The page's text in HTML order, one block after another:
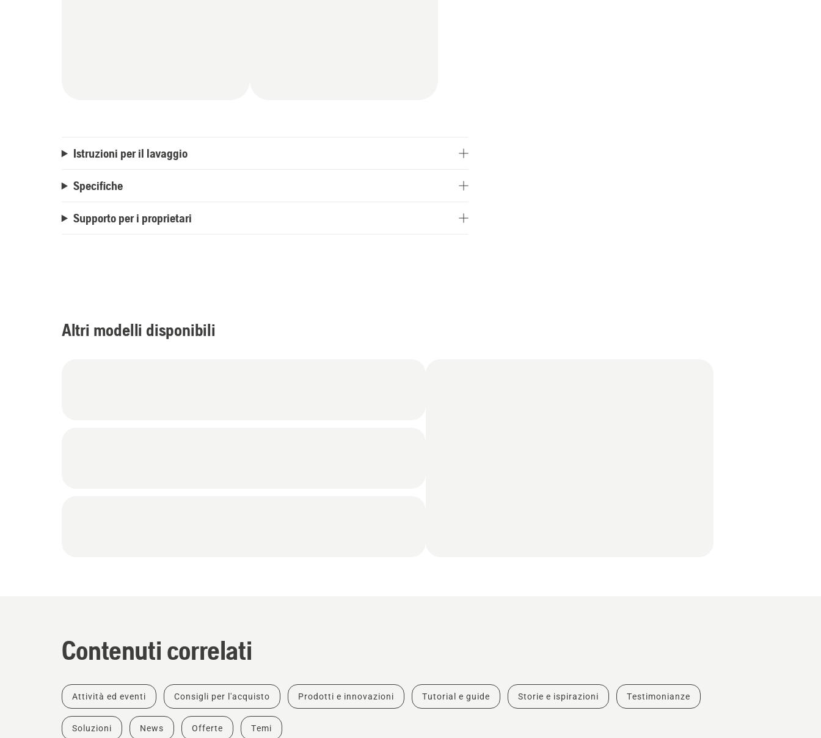
Istruzioni per il lavaggio
Specifiche
Supporto per i proprietari
Altri modelli disponibili
Contenuti correlati
Attività ed eventi Consigli per l'acquisto Prodotti e innovazioni Tutorial e guide Storie e ispirazioni Testimonianze
Soluzioni News Offerte Temi